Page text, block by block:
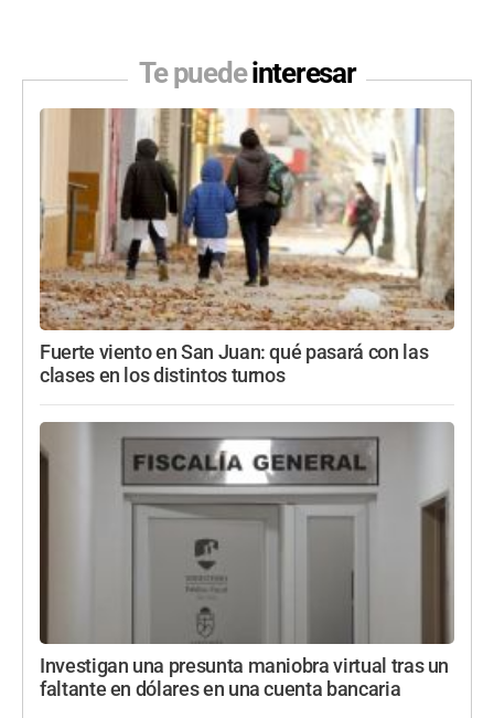
Te puedeinteresar
Fuerte viento en San Juan: qué pasará con las
clases en los distintos turnos
Investigan una presunta maniobra virtual tras un
faltante en dólares en una cuenta bancaria